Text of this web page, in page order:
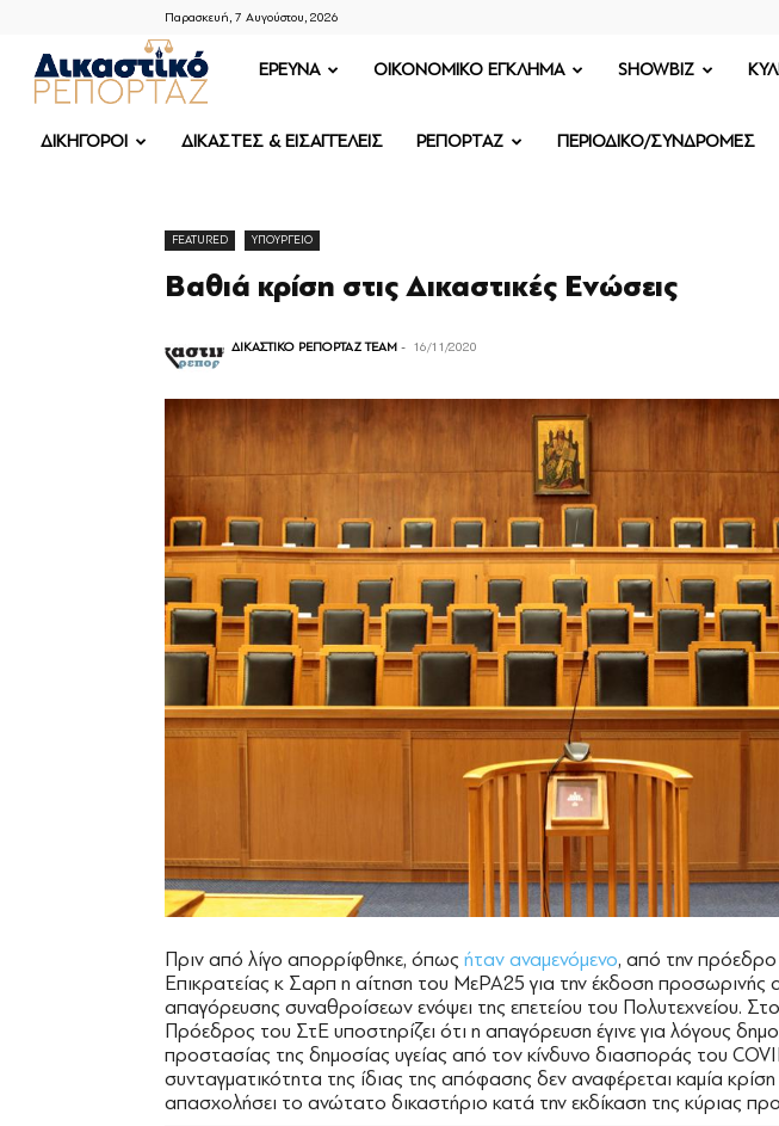
Παρασκευή, 7 Αυγούστου, 2026
ΔΙΚΑΣΤΙΚΟ
ΡΕΠΟΡΤΑΖ
ΕΡΕΥΝΑ OIKONOMIKO ΕΓΚΛΗΜΑ SHOWBIZ
ΔΙΚΗΓΟΡΟΙ ΔΙΚΑΣΤΕΣ & ΕΙΣΑΓΓΕΛΕΙΣ ΡΕΠΟΡΤΑΖ ΠΕΡΙΟΔΙΚΟ/ΣΥΝΔΡΟΜΕΣ
FEATURED ΥΠΟΥΡΓΕΙΟ
Βαθιά κρίση στις Δικαστικές Ενώσεις
ΔΙΚΑΣΤΙΚΟ ΡΕΠΟΡΤΑΖ TEAM - 16/11/2020
Πριν από λίγο απορρίφθηκε, όπως ήταν αναμενόμενο, από την πρόεδρο
Επικρατείας κ Σαρπ η αίτηση του ΜεΡΑ25 για την έκδοση προσωρινής
απαγόρευσης συναθροίσεων ενόψει της επετείου του Πολυτεχνείου.
Πρόεδρος του ΣτΕ υποστηρίζει ότι η απαγόρευση έγινε για λόγους
προστασίας της δημοσίας υγείας από τον κίνδυνο διασποράς του
συνταγματικότητα της ίδιας της απόφασης δεν αναφέρεται καμία
απασχολήσει το ανώτατο δικαστήριο κατά την εκδίκαση της κύριας